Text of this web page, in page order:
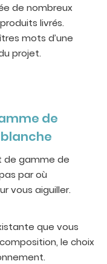
de nombreux
livrés.
mots d’une
projet.
de
de gamme de
par où
vous aiguiller.
que vous
le choix